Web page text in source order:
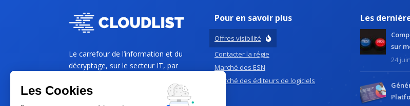
Le carrefour de l’information et du
décryptage, sur le secteur IT, par
PME et Grands comptes B2B.
Pour en savoir plus
Offres visibilité
Contacter la régie
Marché des ESN
Marché des éditeurs de logiciels
Les
sur
24
Les Cookies